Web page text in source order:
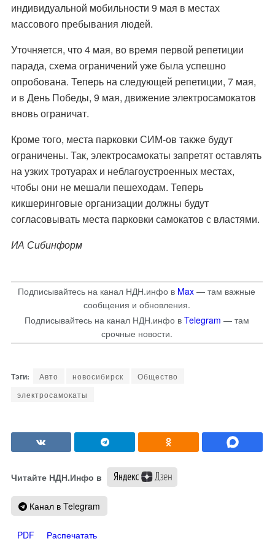
индивидуальной мобильности 9 мая в местах
массового пребывания людей.
Уточняется, что 4 мая, во время первой репетиции
парада, схема ограничений уже была успешно
опробована. Теперь на следующей репетиции, 7 мая,
и в День Победы, 9 мая, движение электросамокатов
вновь ограничат.
Кроме того, места парковки СИМ-ов также будут
ограничены. Так, электросамокаты запретят оставлять
на узких тротуарах и неблагоустроенных местах,
чтобы они не мешали пешеходам. Теперь
кикшеринговые организации должны будут
согласовывать места парковки самокатов с властями.
ИА Сибинформ
Подписывайтесь на канал НДН.инфо в Max — там важные
сообщения и обновления.
Подписывайтесь на канал НДН.инфо в Telegram — там
срочные новости.
Авто новосибирск
Общество
электросамокаты
Читайте НДН.Инфо в
Канал в Telegram
PDF Распечатать